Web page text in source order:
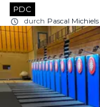
PDC
durch Pascal Michiels